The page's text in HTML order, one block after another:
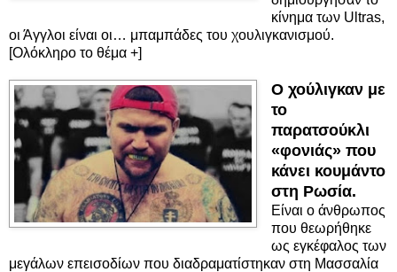
κίνημα των Ultras,
οι Άγγλοι είναι οι… μπαμπάδες του χουλιγκανισμού.
[Ολόκληρο το θέμα +]
Ο χούλιγκαν με
το
παρατσούκλι
«φονιάς» που
κάνει κουμάντο
στη Ρωσία.
Είναι ο άνθρωπος
που θεωρήθηκε
ως εγκέφαλος των
μεγάλων επεισοδίων που διαδραματίστηκαν στη Μασσαλία